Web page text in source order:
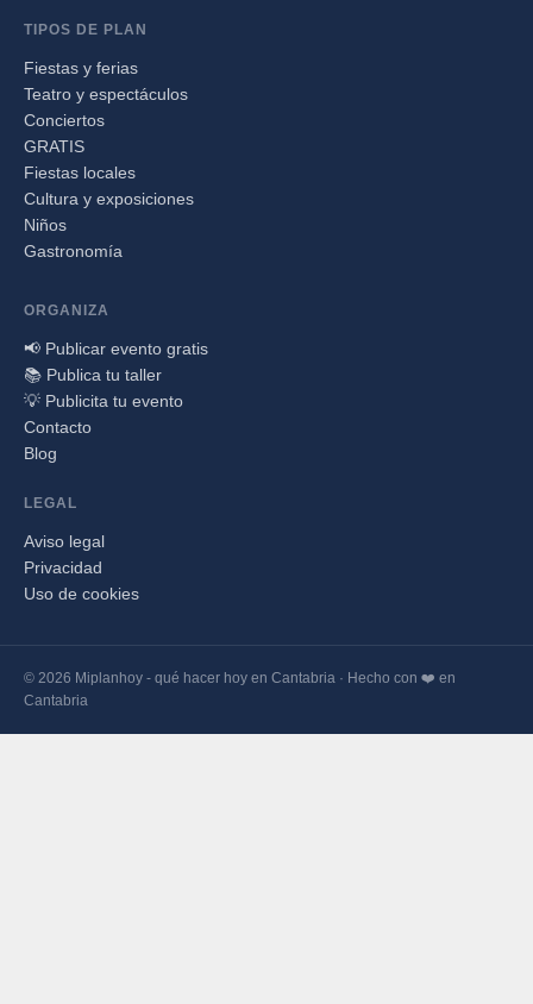
TIPOS DE PLAN
Fiestas y ferias
Teatro y espectáculos
Conciertos
GRATIS
Fiestas locales
Cultura y exposiciones
Niños
Gastronomía
ORGANIZA
📢 Publicar evento gratis
📚 Publica tu taller
💡 Publicita tu evento
Contacto
Blog
LEGAL
Aviso legal
Privacidad
Uso de cookies
© 2026 Miplanhoy - qué hacer hoy en Cantabria · Hecho con ❤️ en
Cantabria